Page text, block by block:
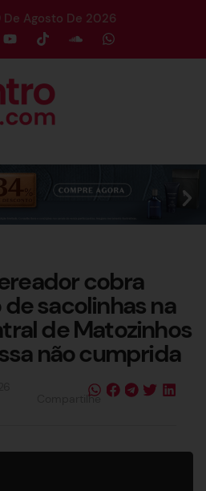
De Agosto De 2026
cobra
sacolinhas na
de Matozinhos
não cumprida
Compartilhe